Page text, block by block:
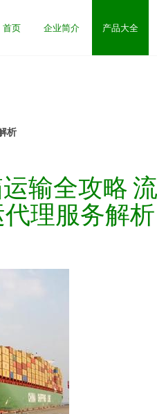
首页 企业简介 产品大全
析
输全攻略 流
理服务解析